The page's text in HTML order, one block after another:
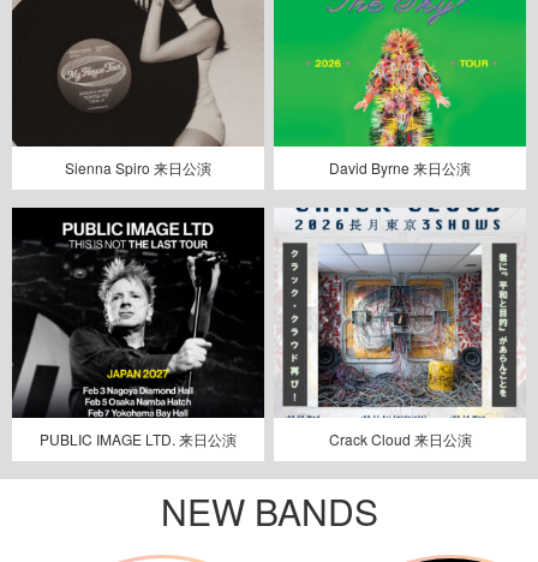
Sienna Spiro 来日公演 David Byrne 来日公演
PUBLIC IMAGE LTD. 来日公演 Crack Cloud 来日公演
NEW BANDS